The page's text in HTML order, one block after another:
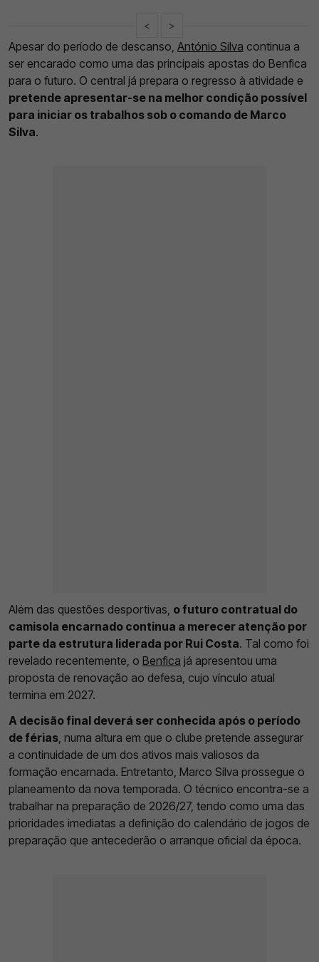
< >
Apesar do período de descanso, António Silva continua a
ser encarado como uma das principais apostas do Benfica
para o futuro. O central já prepara o regresso à atividade e
pretende apresentar-se na melhor condição possível
para iniciar os trabalhos sob o comando de Marco
Silva.
Além das questões desportivas, o futuro contratual do
camisola encarnado continua a merecer atenção por
parte da estrutura liderada por Rui Costa. Tal como foi
revelado recentemente, o Benfica já apresentou uma
proposta de renovação ao defesa, cujo vínculo atual
termina em 2027.
A decisão final deverá ser conhecida após o período
de férias, numa altura em que o clube pretende assegurar
a continuidade de um dos ativos mais valiosos da
formação encarnada. Entretanto, Marco Silva prossegue o
planeamento da nova temporada. O técnico encontra-se a
trabalhar na preparação de 2026/27, tendo como uma das
prioridades imediatas a definição do calendário de jogos de
preparação que antecederão o arranque oficial da época.